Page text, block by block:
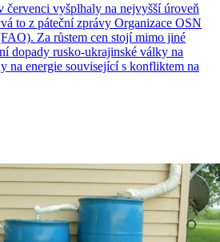
červenci vyšplhaly na nejvyšší úroveň
to z páteční zprávy Organizace OSN
Za růstem cen stojí mimo jiné
dopady rusko-ukrajinské války na
na energie související s konfliktem na